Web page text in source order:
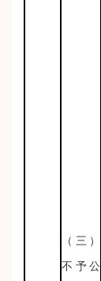
（三）
不予公